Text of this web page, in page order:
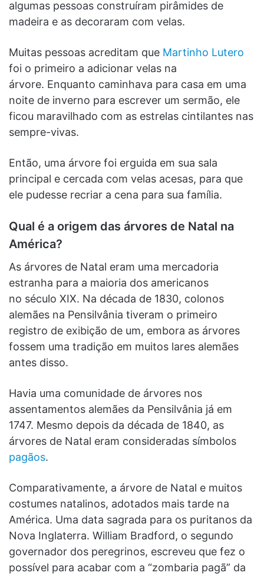
algumas pessoas construíram pirâmides de
madeira e as decoraram com velas.
Muitas pessoas acreditam que Martinho Lutero
foi o primeiro a adicionar velas na
árvore. Enquanto caminhava para casa em uma
noite de inverno para escrever um sermão, ele
ficou maravilhado com as estrelas cintilantes nas
sempre-vivas.
Então, uma árvore foi erguida em sua sala
principal e cercada com velas acesas, para que
ele pudesse recriar a cena para sua família.
Qual é a origem das árvores de Natal na
América?
As árvores de Natal eram uma mercadoria
estranha para a maioria dos americanos
no século XIX. Na década de 1830, colonos
alemães na Pensilvânia tiveram o primeiro
registro de exibição de um, embora as árvores
fossem uma tradição em muitos lares alemães
antes disso.
Havia uma comunidade de árvores nos
assentamentos alemães da Pensilvânia já em
1747. Mesmo depois da década de 1840, as
árvores de Natal eram consideradas símbolos
pagãos.
Comparativamente, a árvore de Natal e muitos
costumes natalinos, adotados mais tarde na
América. Uma data sagrada para os puritanos da
Nova Inglaterra. William Bradford, o segundo
governador dos peregrinos, escreveu que fez o
possível para acabar com a “zombaria pagã” da